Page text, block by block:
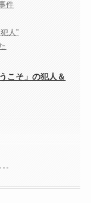
件
人”
こそ」の犯人＆